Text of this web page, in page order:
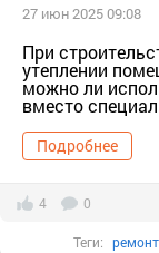
27 июн 2025 09:08
При
утеплении
можно ли
вместо
Подробнее
4 0
Теги: ремонт